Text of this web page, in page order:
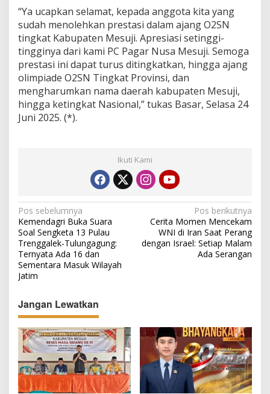
“Ya ucapkan selamat, kepada anggota kita yang
sudah menolehkan prestasi dalam ajang O2SN
tingkat Kabupaten Mesuji. Apresiasi setinggi-
tingginya dari kami PC Pagar Nusa Mesuji. Semoga
prestasi ini dapat turus ditingkatkan, hingga ajang
olimpiade O2SN Tingkat Provinsi, dan
mengharumkan nama daerah kabupaten Mesuji,
hingga ketingkat Nasional,” tukas Basar, Selasa 24
Juni 2025. (*).
Ikuti Kami
N
a
v
i
g
a
s
i
p
o
s
Pos sebelumnya
Kemendagri Buka Suara
Soal Sengketa 13 Pulau
Trenggalek-Tulungagung:
Ternyata Ada 16 dan
Sementara Masuk Wilayah
Jatim
Pos berikutnya
Cerita Momen Mencekam
WNI di Iran Saat Perang
dengan Israel: Setiap Malam
Ada Serangan
Jangan Lewatkan